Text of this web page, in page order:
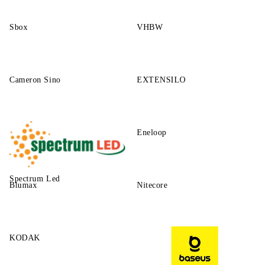
Sbox VHBW
Cameron Sino EXTENSILO
Spectrum Led
Eneloop
Blumax Nitecore
KODAK